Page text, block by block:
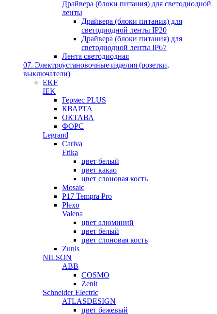
Драйвера (блоки питания) для светодиодной
ленты
Драйвера (блоки питания) для
светодиодной ленты IP20
Драйвера (блоки питания) для
светодиодной ленты IP67
Лента светодиодная
07. Электроустановочные изделия (розетки,
выключатели)
EKF
IEK
Гермес PLUS
КВАРТА
ОКТАВА
ФОРС
Legrand
Cariva
Etika
цвет белый
цвет какао
цвет слоновая кость
Mosaic
P17 Tempra Pro
Plexo
Valena
цвет алюминий
цвет белый
цвет слоновая кость
Zunis
NILSON
ABB
COSMO
Zenit
Schneider Electric
ATLASDESIGN
цвет бежевый